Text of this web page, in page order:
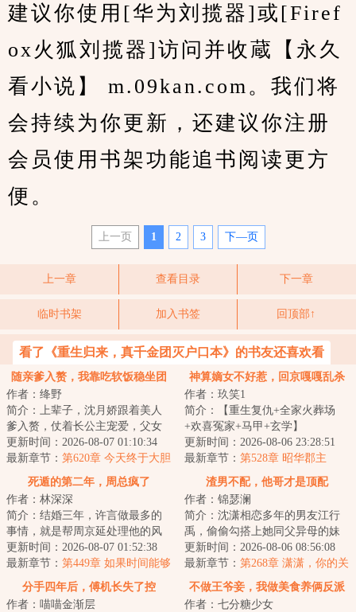
建议你使用[华为刘揽器]或[Firef
ox火狐刘揽器]访问并收蔵【永久
看小说】 m.09kan.com。我们将
会持续为你更新，还建议你注册
会员使用书架功能追书阅读更方
便。
上一页 1 2 3 下—页
上一章 查看目录 下一章
临时书架 加入书签 回顶部↑
看了《重生归来，真千金团灭户口本》的书友还喜欢看
随亲爹入赘，我靠吃软饭稳坐团
作者：绛野
简介：上辈子，沈月娇跟着美人
爹入赘，仗着长公主宠爱，父女
俩软饭硬吃，享尽荣华富贵，更
想一步登天，结...
更新时间：2026-08-07 01:10:34
最新章节： 第620章 今天终于大胆
一回了（昭锦）
神算嫡女不好惹，回京嘎嘎乱杀
作者：玖笑1
简介：【重生复仇+全家火葬场
+欢喜冤家+马甲+玄学】
&lt;br/&gt;谢明月替皇帝挡箭重
伤，为家族换来世袭爵...
更新时间：2026-08-06 23:28:51
最新章节： 第528章 昭华郡主
死遁的第二年，周总疯了
作者：林深深
简介：结婚三年，许言做最多的
事情，就是帮周京延处理他的风
流后事。以为自己对他和这个家
的呵护，终有一...
更新时间：2026-08-07 01:52:38
最新章节： 第449章 如果时间能够
倒回
渣男不配，他哥才是顶配
作者：锦瑟澜
简介：沈潇相恋多年的男友江行
禹，偷偷勾搭上她同父异母的妹
妹沈凌，珠胎暗结；偏心的父母
软硬兼施，逼她...
更新时间：2026-08-06 08:56:08
最新章节： 第268章 潇潇，你的关
注点是不是偏了
分手四年后，傅机长失了控
作者：喵喵金渐层
不做王爷妾，我做美食养俩反派
幼崽
作者：七分糖少女